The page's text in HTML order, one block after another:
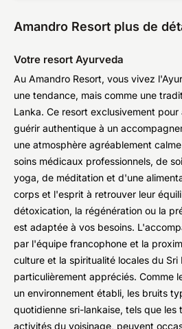
Amandro Resort plus de
Votre resort Ayurveda
Au Amandro Resort, vous vivez
une tendance, mais comme une
Lanka. Ce resort exclusivement
guérir authentique à un
une atmosphère agréablement
soins médicaux professionnels, de
yoga, de méditation et d'une
corps et l'esprit à retrouver leur
détoxication, la régénération ou la
est adaptée à vos besoins.
par l'équipe francophone et la
culture et la spiritualité locales du Sri
particulièrement appréciés. Comme
un environnement établi, les bruits
quotidienne sri-lankaise, tels que les
activités du voisinage, peuvent